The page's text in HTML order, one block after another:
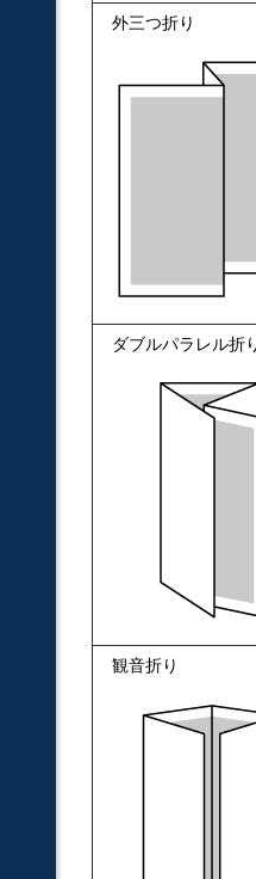
外三つ折り
ダブルパラレル折
観音折り